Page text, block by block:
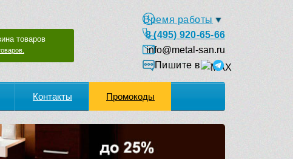
товаров
Время работы
8 (495) 920-65-66
info@metal-san.ru
Пишите в
Контакты Промокоды